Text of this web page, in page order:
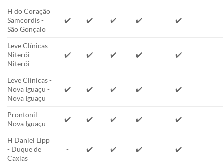
H do Coração
Samcordis -
São Gonçalo
✔️ ✔️ ✔️ ✔️ ✔️
Leve Clínicas -
Niterói -
Niterói
✔️ ✔️ ✔️ ✔️ ✔️
Leve Clínicas -
Nova Iguaçu -
Nova Iguaçu
✔️ ✔️ ✔️ ✔️ ✔️
Prontonil -
Nova Iguaçu
✔️ ✔️ ✔️ ✔️ ✔️
H Daniel Lipp
- Duque de
Caxias
- ✔️ ✔️ ✔️ ✔️